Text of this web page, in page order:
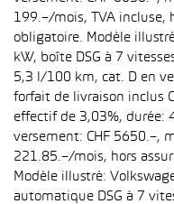
199.–/mois, TVA incluse,
obligatoire. Modèle
kW, boîte DSG à 7
5,3 l/100 km, cat. D en
forfait de livraison inclus
effectif de 3,03%, durée:
versement: CHF 5650.–,
221.85.–/mois, hors
Modèle illustré:
automatique DSG à 7